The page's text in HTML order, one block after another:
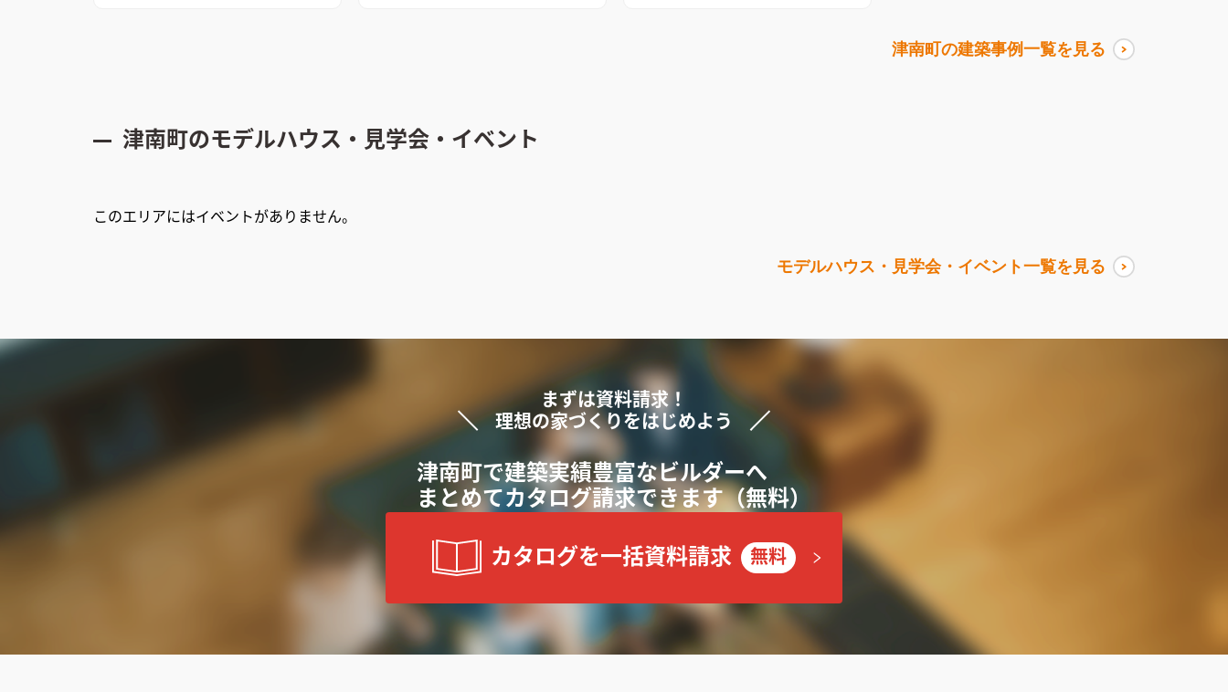
津南町の建築事例一覧を見る
津南町のモデルハウス・見学会・イベント
このエリアにはイベントがありません。
モデルハウス・見学会・イベント一覧を見る
まずは資料請求！
理想の家づくりをはじめよう
津南町で建築実績豊富なビルダーへ
まとめてカタログ請求できます（無料）
カタログを一括資料請求 無料